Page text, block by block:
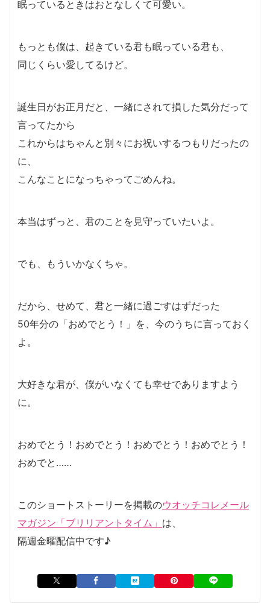
眠っているときはおとなしくて可愛い。
もっとも僕は、起きている君も眠っている君も、
同じくらい愛してるけど。
誕生日がお正月だと、一緒にされて損した気分だって
言ってたから
これからはちゃんと別々にお祝いするつもりだったの
に、
こんなことになっちゃってごめんね。
本当はずっと、君のことを見守っていたいよ。
でも、もういかなくちゃ。
だから、せめて、君と一緒に過ごすはずだった
50年分の「おめでとう！」を、今のうちに言っておく
よ。
大好きな君が、僕がいなくても幸せでありますよう
に。
おめでとう！おめでとう！おめでとう！おめでとう！
おめでと……
このショートストーリーを掲載のウオッチコレメール
マガジン「ブリリアントタイム」 は、
隔週金曜配信中です♪